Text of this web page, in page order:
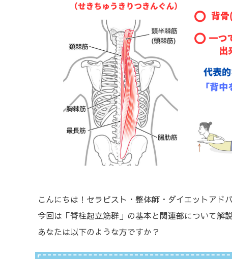
こんにちは！セラピスト・整体師・ダイエットアド
今回は「脊柱起立筋群」の基本と関連部について解
あなたは以下のような方ですか？